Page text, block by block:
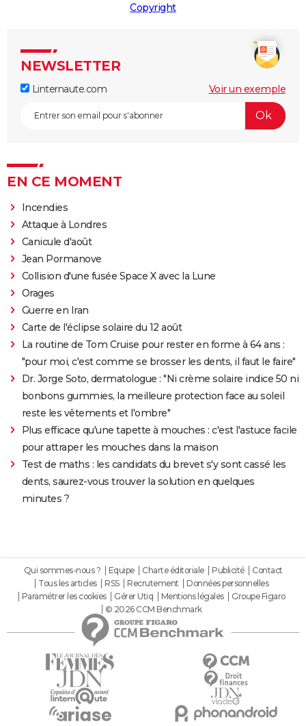
Copyright
NEWSLETTER
Linternaute.com Voir un exemple
EN CE MOMENT
Incendies
Attaque à Londres
Canicule d'août
Jean Pormanove
Collision d'une fusée Space X avec la Lune
Orages
Guerre en Iran
Carte de l'éclipse solaire du 12 août
La routine de Tom Cruise pour rester en forme à 64 ans :
"pour moi, c'est comme se brosser les dents, il faut le faire"
Dr. Jorge Soto, dermatologue : "Ni crème solaire indice 50 ni
bonbons gummies, la meilleure protection face au soleil
reste les vêtements et l'ombre"
Plus efficace qu'une tapette à mouches : c'est l'astuce facile
pour attraper les mouches dans la maison
Test de maths : les candidats du brevet s'y sont cassé les
dents, saurez-vous trouver la solution en quelques
minutes ?
Qui sommes-nous ? Equipe Charte éditoriale Publicité
Contact
Tous les articles
RSS Recrutement
Données personnelles
Paramétrer les cookies
Gérer Utiq Mentions légales
Groupe Figaro
© 2026 CCM Benchmark